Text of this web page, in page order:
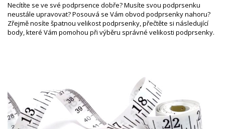
Necítíte se ve své podprsence dobře? Musíte svou podprsenku
neustále upravovat? Posouvá se Vám obvod podprsenky nahoru?
Zřejmě nosíte špatnou velikost podprsenky, přečtěte si následující
body, které Vám pomohou při výběru správné velikosti podprsenky.